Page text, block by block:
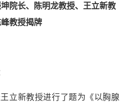
院长、陈明龙教授、王立新教
教授揭牌
立新教授进行了题为《以胸腺